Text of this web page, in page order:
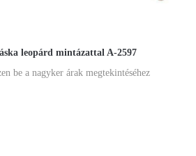
leopárd mintázattal A-2597
be a nagyker árak megtekintéséhez